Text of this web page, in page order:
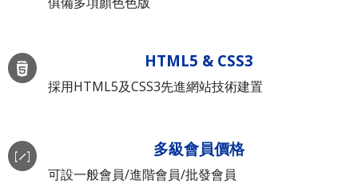
HTML5 & CSS3
採用HTML5及CSS3先進網站技術建置
多級會員價格
可設一般會員/進階會員/批發會員